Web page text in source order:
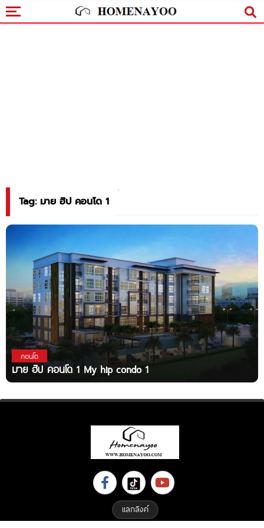
Tag: มาย ฮิป คอนโด 1
คอนโด
มาย ฮิป คอนโด 1 My hip condo 1
แลกลิงค์